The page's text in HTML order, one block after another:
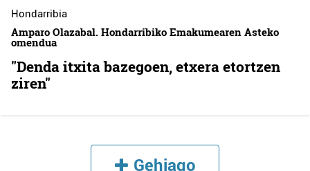
Hondarribia
Amparo Olazabal. Hondarribiko Emakumearen Asteko
omendua
"Denda itxita bazegoen, etxera etortzen
ziren"
Gehiago